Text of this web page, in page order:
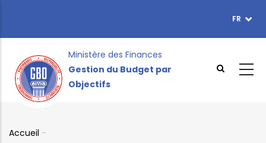
contenu
FR
Ministère des Finances
Gestion du Budget par
Objectifs
Accueil -